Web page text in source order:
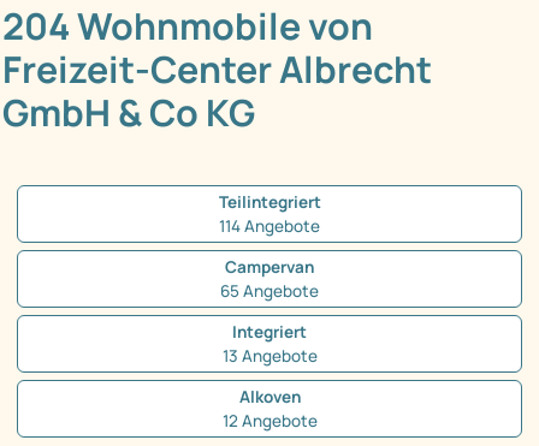
204 Wohnmobile von
Freizeit-Center Albrecht
GmbH & Co KG
Teilintegriert
114 Angebote
Campervan
65 Angebote
Integriert
13 Angebote
Alkoven
12 Angebote